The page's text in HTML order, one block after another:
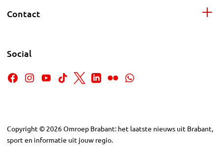
Contact
Social
Copyright © 2026Omroep Brabant: het laatste nieuws uit Brabant,
sport en informatie uit jouw regio.